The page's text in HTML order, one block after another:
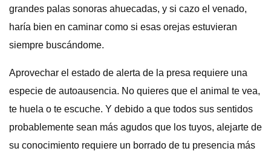
grandes palas sonoras ahuecadas, y si cazo el venado,
haría bien en caminar como si esas orejas estuvieran
siempre buscándome.
Aprovechar el estado de alerta de la presa requiere una
especie de autoausencia. No quieres que el animal te vea,
te huela o te escuche. Y debido a que todos sus sentidos
probablemente sean más agudos que los tuyos, alejarte de
su conocimiento requiere un borrado de tu presencia más